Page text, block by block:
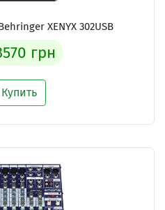
XENYX 302USB
грн
Купить